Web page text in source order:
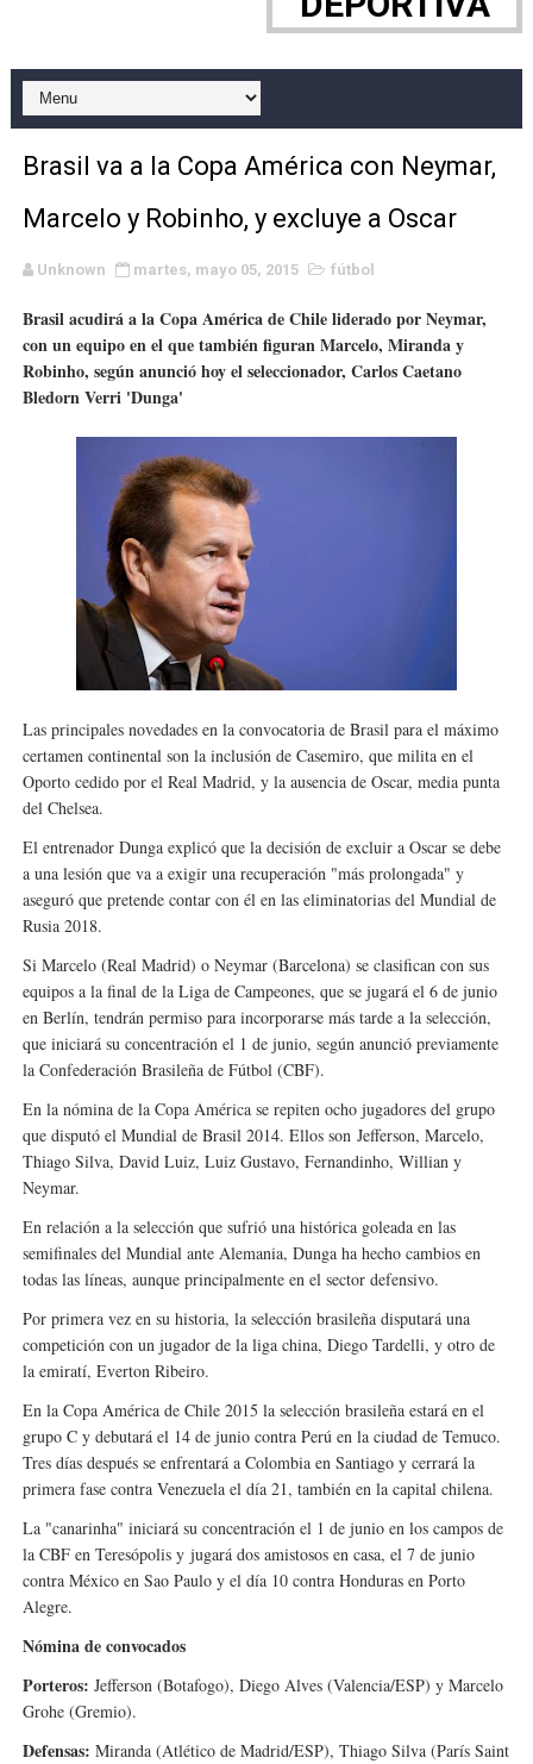
WWE NXT - Myles Borne y Tavion Heights ponen fin
Canadian Football League 2026 - Week 10
EFA y AFLE 2026 - Regular season
Mundial de lacrosse femenino 2026 (Tokio, Japón) -
Máxima celebración en el último Impact! con Jason
Mundial de esgrima 2026 (Hong Kong) - La
Raquel Rodriguez es la nueva monarca
Athletes Unlimited Softball League 2026 - Las Utah
Mundial de piragüismo slalom 2026 (Oklahoma City,
Tour de Francia masculino 2026 - Tadej Pogacar
Mundial de Fórmula 1 2026 - Lando Norris consigue
Campeonato de Europa de high diving 2026 (París,
Brasil va a la Copa América con Neymar,
Marcelo y Robinho, y excluye a Oscar
Unknown martes, mayo 05, 2015 fútbol
Brasil acudirá a la Copa América de Chile liderado por Neymar,
con un equipo en el que también figuran Marcelo, Miranda y
Robinho, según anunció hoy el seleccionador, Carlos Caetano
Bledorn Verri 'Dunga'
Las principales novedades en la convocatoria de Brasil para el máximo
certamen continental son la inclusión de Casemiro, que milita en el
Oporto cedido por el Real Madrid, y la ausencia de Oscar, media punta
del Chelsea.
El entrenador Dunga explicó que la decisión de excluir a Oscar se debe
a una lesión que va a exigir una recuperación "más prolongada" y
aseguró que pretende contar con él en las eliminatorias del Mundial de
Rusia 2018.
Si Marcelo (Real Madrid) o Neymar (Barcelona) se clasifican con sus
equipos a la final de la Liga de Campeones, que se jugará el 6 de junio
en Berlín, tendrán permiso para incorporarse más tarde a la selección,
que iniciará su concentración el 1 de junio, según anunció previamente
la Confederación Brasileña de Fútbol (CBF).
En la nómina de la Copa América se repiten ocho jugadores del grupo
que disputó el Mundial de Brasil 2014. Ellos sonJefferson, Marcelo,
Thiago Silva, David Luiz, Luiz Gustavo, Fernandinho, Willian y
Neymar.
En relación a la selección que sufrió una histórica goleada en las
semifinales del Mundial ante Alemania, Dunga ha hecho cambios en
todas las líneas, aunque principalmente en el sector defensivo.
Por primera vez en su historia, la selección brasileña disputará una
competición con un jugador de la liga china, Diego Tardelli, y otro de
la emiratí, Everton Ribeiro.
En la Copa América de Chile 2015 la selección brasileña estará en el
grupo C y debutará el 14 de junio contra Perú en la ciudad de Temuco.
Tres días después se enfrentará a Colombia en Santiago y cerrará la
primera fase contra Venezuela el día 21, también en la capital chilena.
La "canarinha" iniciará su concentración el 1 de junio en los campos de
la CBF en Teresópolis y jugará dos amistosos en casa, el 7 de junio
contra México en Sao Paulo y el día 10 contra Honduras en Porto
Alegre.
Nómina de convocados
Porteros: Jefferson (Botafogo), Diego Alves (Valencia/ESP) y Marcelo
Grohe (Gremio).
Defensas: Miranda (Atlético de Madrid/ESP), Thiago Silva (París Saint